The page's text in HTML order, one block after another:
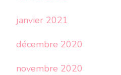
janvier 2021
décembre 2020
novembre 2020